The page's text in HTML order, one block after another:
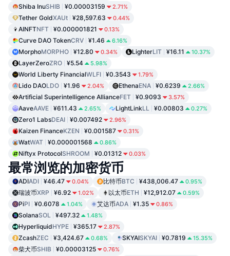
Shiba InuSHIB ¥0.00003159 2.71%
Tether GoldXAUt ¥28,597.63 0.44%
AINFTNFT ¥0.000001821 0.13%
Curve DAO TokenCRV ¥1.46 6.16%
MorphoMORPHO ¥12.80 0.34% LighterLIT ¥16.11 10.37%
LayerZeroZRO ¥5.54 5.98%
World Liberty FinancialWLFI ¥0.3543 1.79%
Lido DAOLDO ¥1.96 2.04% EthenaENA ¥0.6239 2.66%
Artificial Superintelligence AllianceFET ¥0.9093 3.57%
AaveAAVE ¥611.43 2.65% LightLinkLL ¥0.00803 0.27%
Zero1 LabsDEAI ¥0.007492 2.96%
Kaizen FinanceKZEN ¥0.001587 0.31%
WatWAT ¥0.000001568 0.86%
Niftyx ProtocolSHROOM ¥0.01312 0.03%
最常浏览的加密货币
ADIADI ¥46.47 0.04% 比特币BTC ¥438,006.47 0.95%
瑞波币XRP ¥6.92 1.02% 以太币ETH ¥12,912.07 0.59%
PiPI ¥0.6078 1.04% 艾达币ADA ¥1.35 0.86%
SolanaSOL ¥497.32 1.48%
HyperliquidHYPE ¥365.17 2.87%
ZcashZEC ¥3,424.67 0.68% SKYAISKYAI ¥0.7819 15.35%
柴犬币SHIB ¥0.00003125 0.76%